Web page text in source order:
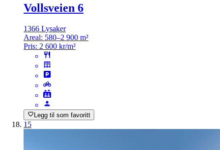
Vollsveien 6
1366 Lysaker
Areal: 580–2 900 m²
Pris: 2 600 kr/m²
Legg til som favoritt
15